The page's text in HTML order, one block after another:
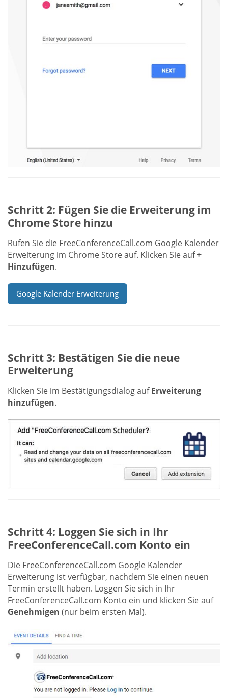
Schritt 2: Fügen Sie die Erweiterung im
Chrome Store hinzu
Rufen Sie die FreeConferenceCall.com Google Kalender
Erweiterung im Chrome Store auf. Klicken Sie auf+
Hinzufügen.
Google Kalender Erweiterung
Schritt 3: Bestätigen Sie die neue
Erweiterung
Klicken Sie im Bestätigungsdialog aufErweiterung
hinzufügen.
Schritt 4: Loggen Sie sich in Ihr
FreeConferenceCall.com Konto ein
Die FreeConferenceCall.com Google Kalender
Erweiterung ist verfügbar, nachdem Sie einen neuen
Termin erstellt haben. Loggen Sie sich in Ihr
FreeConferenceCall.com Konto ein und klicken Sie auf
Genehmigen (nur beim ersten Mal).